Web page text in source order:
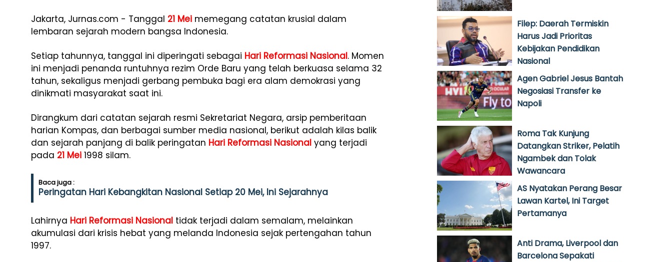
Jakarta, Jurnas.com - Tanggal 21 Mei memegang catatan krusial dalam
lembaran sejarah modern bangsa Indonesia.
Setiap tahunnya, tanggal ini diperingati sebagai Hari Reformasi Nasional. Momen
ini menjadi penanda runtuhnya rezim Orde Baru yang telah berkuasa selama 32
tahun, sekaligus menjadi gerbang pembuka bagi era alam demokrasi yang
dinikmati masyarakat saat ini.
Dirangkum dari catatan sejarah resmi Sekretariat Negara, arsip pemberitaan
harian Kompas, dan berbagai sumber media nasional, berikut adalah kilas balik
dan sejarah panjang di balik peringatan Hari Reformasi Nasional yang terjadi
pada 21 Mei 1998 silam.
Baca juga :
Peringatan Hari Kebangkitan Nasional Setiap 20 Mei, Ini Sejarahnya
Lahirnya Hari Reformasi Nasional tidak terjadi dalam semalam, melainkan
akumulasi dari krisis hebat yang melanda Indonesia sejak pertengahan tahun
1997.
Filep: Daerah Termiskin
Harus Jadi Prioritas
Kebijakan Pendidikan
Nasional
Agen Gabriel Jesus Bantah
Negosiasi Transfer ke
Napoli
Roma Tak Kunjung
Datangkan Striker, Pelatih
Ngambek dan Tolak
Wawancara
AS Nyatakan Perang Besar
Lawan Kartel, Ini Target
Pertamanya
Anti Drama, Liverpool dan
Barcelona Sepakati